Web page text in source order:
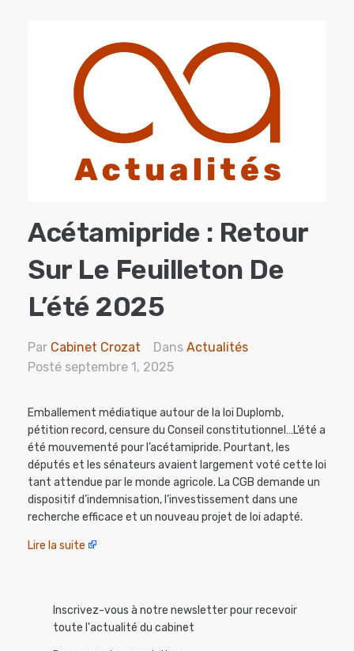
Acétamipride : Retour
Sur Le Feuilleton De
L’été 2025
Par Cabinet Crozat Dans Actualités
Posté septembre 1, 2025
Emballement médiatique autour de la loi Duplomb,
pétition record, censure du Conseil constitutionnel…L’été a
été mouvementé pour l’acétamipride. Pourtant, les
députés et les sénateurs avaient largement voté cette loi
tant attendue par le monde agricole. La CGB demande un
dispositif d’indemnisation, l’investissement dans une
recherche efficace et un nouveau projet de loi adapté.
Lire la suite
Inscrivez-vous à notre newsletter pour recevoir
toute l'actualité du cabinet